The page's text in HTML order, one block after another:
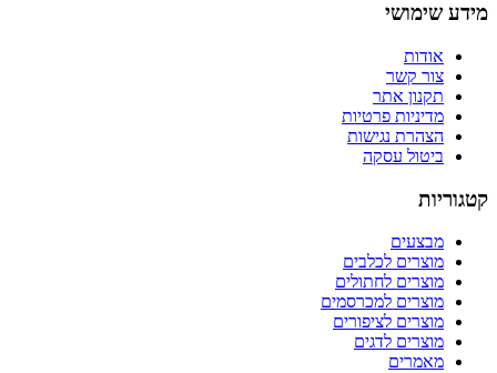
מידע שימושי
אודות
צור קשר
תקנון אתר
מדיניות פרטיות
הצהרת נגישות
ביטול עסקה
קטגוריות
מבצעים
מוצרים לכלבים
מוצרים לחתולים
מוצרים למכרסמים
מוצרים לציפורים
מוצרים לדגים
מאמרים